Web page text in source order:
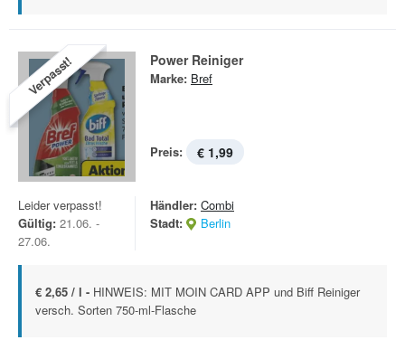
Verpasst! Power Reiniger
Marke: Bref
Preis: € 1,99
Leider verpasst!
Gültig: 21.06. -
27.06.
Händler: Combi
Stadt:
Berlin
€ 2,65 / l - HINWEIS: MIT MOIN CARD APP und Biff Reiniger
versch. Sorten 750-ml-Flasche